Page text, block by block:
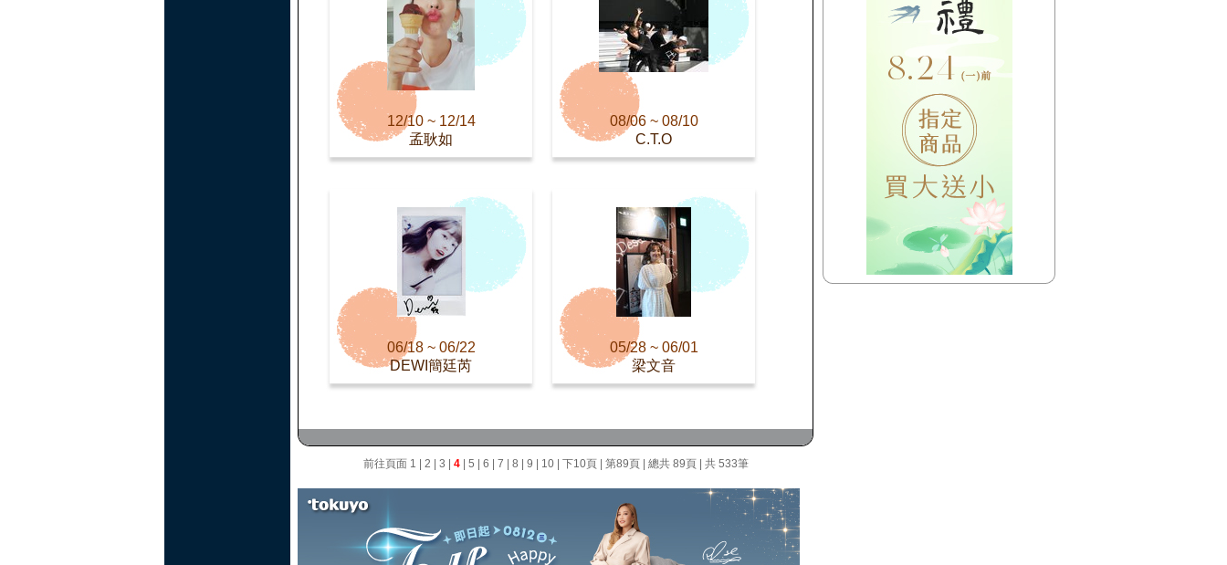
12/10 ~ 12/14
孟耿如
08/06 ~ 08/10
C.T.O
06/18 ~ 06/22
DEWI簡廷芮
05/28 ~ 06/01
梁文音
前往頁面 1 2 3 4| 5 6 7 8 9 10| 下10頁| 第89頁| 總共 89頁 | 共 533筆